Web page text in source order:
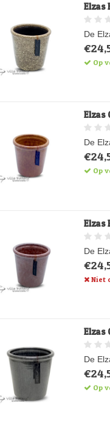
Elzas
De
Op
Elzas
De
Op
Elzas
De
Niet
Elzas
De
Op